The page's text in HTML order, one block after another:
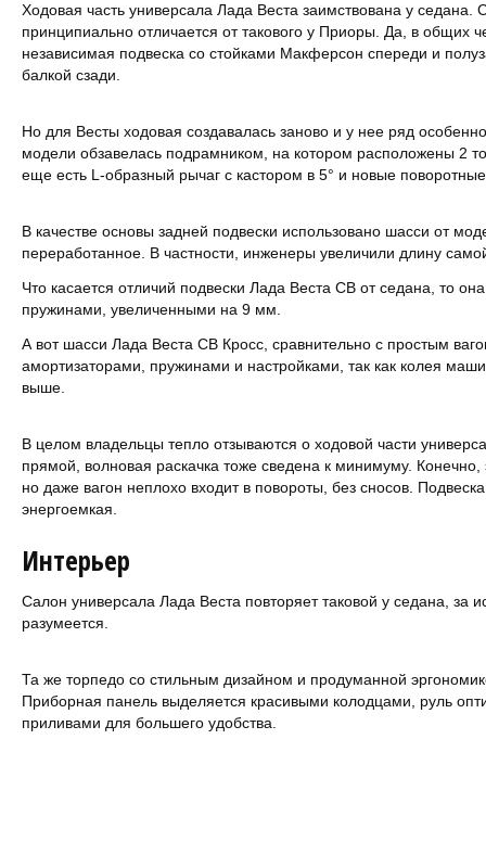
Ходовая часть универсала Лада Веста заимствована у
принципиально отличается от такового у Приоры. Да, в общих
независимая подвеска со стойками Макферсон спереди и
балкой сзади.
Но для Весты ходовая создавалась заново и у нее ряд
модели обзавелась подрамником, на котором расположены 2
еще есть L-образный рычаг с кастором в 5° и новые
В качестве основы задней подвески использовано шасси от
переработанное. В частности, инженеры увеличили длину
Что касается отличий подвески Лада Веста СВ от седана, то
пружинами, увеличенными на 9 мм.
А вот шасси Лада Веста СВ Кросс, сравнительно с простым
амортизаторами, пружинами и настройками, так как колея
выше.
В целом владельцы тепло отзываются о ходовой части
прямой, волновая раскачка тоже сведена к минимуму. Конечно,
но даже вагон неплохо входит в повороты, без сносов.
энергоемкая.
Интерьер
Салон универсала Лада Веста повторяет таковой у седана, за
разумеется.
Та же торпедо со стильным дизайном и продуманной
Приборная панель выделяется красивыми колодцами, руль
приливами для большего удобства.